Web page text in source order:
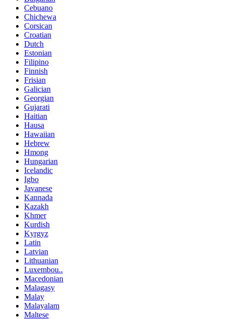
Cebuano
Chichewa
Corsican
Croatian
Dutch
Estonian
Filipino
Finnish
Frisian
Galician
Georgian
Gujarati
Haitian
Hausa
Hawaiian
Hebrew
Hmong
Hungarian
Icelandic
Igbo
Javanese
Kannada
Kazakh
Khmer
Kurdish
Kyrgyz
Latin
Latvian
Lithuanian
Luxembou..
Macedonian
Malagasy
Malay
Malayalam
Maltese